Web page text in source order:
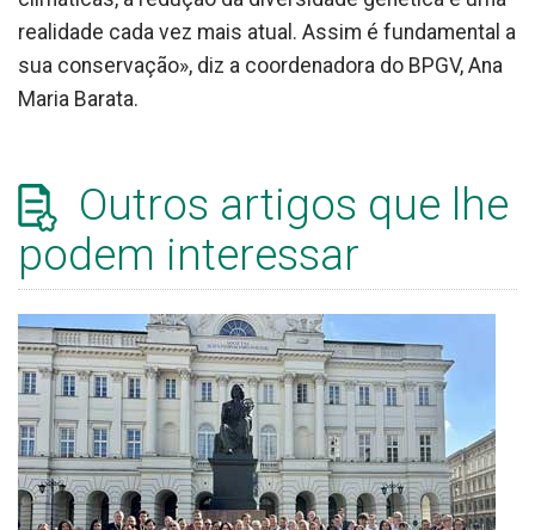
realidade cada vez mais atual. Assim é fundamental a
sua conservação», diz a coordenadora do BPGV, Ana
Maria Barata.
Outros artigos que lhe
podem interessar